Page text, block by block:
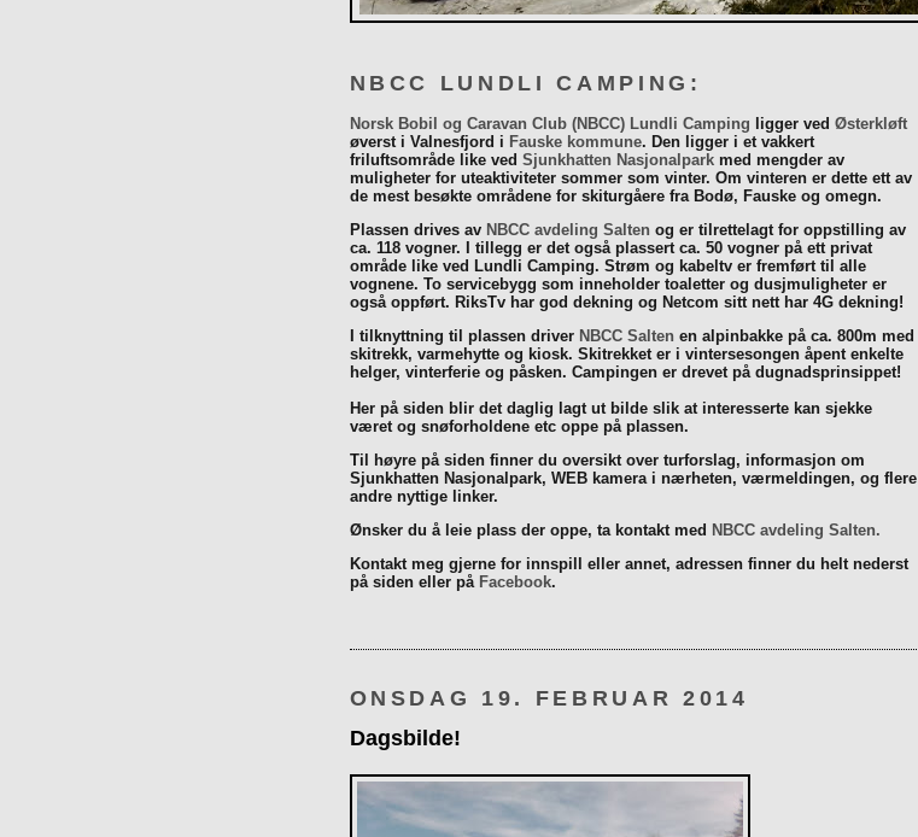
NBCC LUNDLI CAMPING:
Norsk Bobil og Caravan Club (NBCC) Lundli Camping ligger ved Østerkløft
øverst i Valnesfjord i Fauske kommune. Den ligger i et vakkert
friluftsområde like ved Sjunkhatten Nasjonalparkmed mengder av
muligheter for uteaktiviteter sommer som vinter. Om vinteren er dette ett av
de mest besøkte områdene for skiturgåere fra Bodø, Fauske og omegn.
Plassen drives av NBCC avdeling Salten og er tilrettelagt for oppstilling av
ca. 118 vogner. I tillegg er det også plassert ca. 50 vogner på ett privat
område like ved Lundli Camping. Strøm og kabeltv er fremført til alle
vognene. To servicebygg som inneholder toaletter og dusjmuligheter er
også oppført. RiksTv har god dekning og Netcom sitt nett har 4G dekning!
I tilknyttning til plassen driver NBCC Salten en alpinbakke på ca. 800m med
skitrekk, varmehytte og kiosk. Skitrekket er i vintersesongen åpent enkelte
helger, vinterferie og påsken. Campingen er drevet på dugnadsprinsippet!
Her på siden blir det daglig lagt ut bilde slik at interesserte kan sjekke
været og snøforholdene etc oppe på plassen.
Til høyre på siden finner du oversikt over turforslag, informasjon om
Sjunkhatten Nasjonalpark, WEB kamera i nærheten, værmeldingen, og flere
andre nyttige linker.
Ønsker du å leie plass der oppe, ta kontakt med NBCC avdeling Salten.
Kontakt meg gjerne for innspill eller annet, adressen finner du helt nederst
på siden eller på Facebook.
ONSDAG 19. FEBRUAR 2014
Dagsbilde!